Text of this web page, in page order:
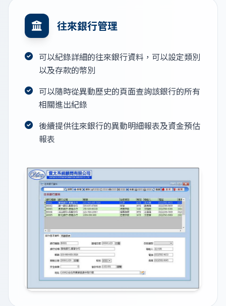
往來銀行管理
可以紀錄詳細的往來銀行資料，可以設定類別
以及存款的幣別
可以隨時從異動歷史的頁面查詢該銀行的所有
相關進出紀錄
後續提供往來銀行的異動明細報表及資金預估
報表